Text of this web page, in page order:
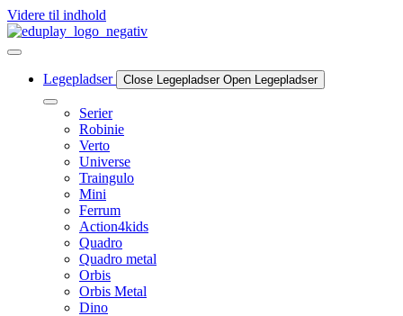
Videre til indhold
Legepladser Close Legepladser Open Legepladser
Serier
Robinie
Verto
Universe
Traingulo
Mini
Ferrum
Action4kids
Quadro
Quadro metal
Orbis
Orbis Metal
Dino